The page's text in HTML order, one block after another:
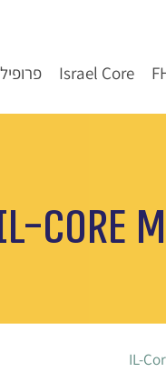
Israel Core
Core
IL-